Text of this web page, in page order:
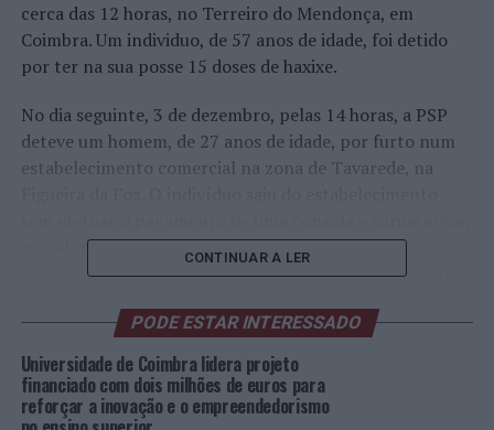
cerca das 12 horas, no Terreiro do Mendonça, em
Coimbra. Um individuo, de 57 anos de idade, foi detido
por ter na sua posse 15 doses de haxixe.
No dia seguinte, 3 de dezembro, pelas 14 horas, a PSP
deteve um homem, de 27 anos de idade, por furto num
estabelecimento comercial na zona de Tavarede, na
no valor total de 519 euros. No decurso dos
procedimentos envolvidos na detenção, apurou-se que
europeu.
No que respeita às cinco detenções por condução sob
efeito do álcool, duas delas ocorreram no dia 3 de
CONTINUAR A LER
PODE ESTAR INTERESSADO
Universidade de Coimbra lidera projeto
financiado com dois milhões de euros para
reforçar a inovação e o empreendedorismo